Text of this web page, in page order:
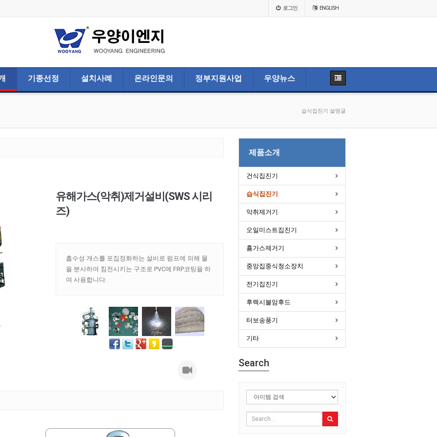
로그인 ENGLISH
기종선정 설치사례 온라인문의 정부지원사업 우양뉴스
습식집진기 설명글
유해가스(악취)제거설비(SWS 시리
즈)
흡수성 개스를 포집정화하는 설비로 펌프에 의해 물
을 분사하여 침전시키는 구조로 PVC에 FRP코팅을 하
여 사용합니다.
제품소개
건식집진기
습식집진기
악취제거기
오일미스트집진기
흄가스제거기
중앙집중식청소장치
전기집진기
후렉시블암후드
터보송풍기
기타
Search